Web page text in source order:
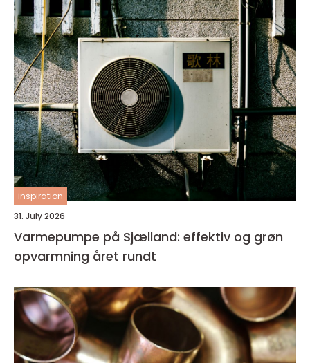
inspiration
31. July 2026
Varmepumpe på Sjælland: effektiv og grøn
opvarmning året rundt